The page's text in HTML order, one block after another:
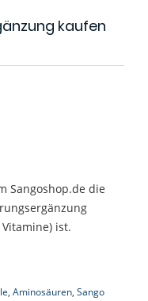
kaufen
Sangoshop.de die
ist.
, Aminosäuren, Sango